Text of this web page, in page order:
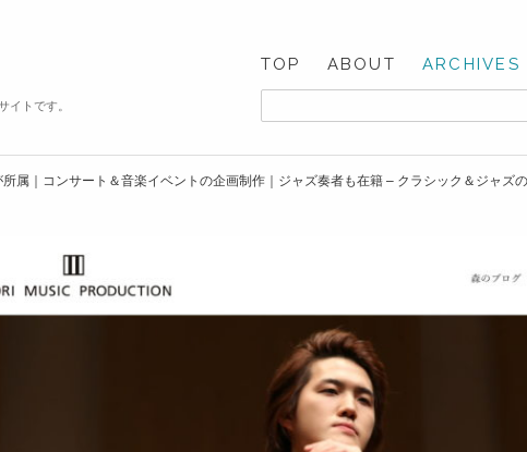
トです。
TOP ABOUT ARCHIVES
属｜コンサート＆音楽イベントの企画制作｜ジャズ奏者も在籍 – クラシック＆ジャ